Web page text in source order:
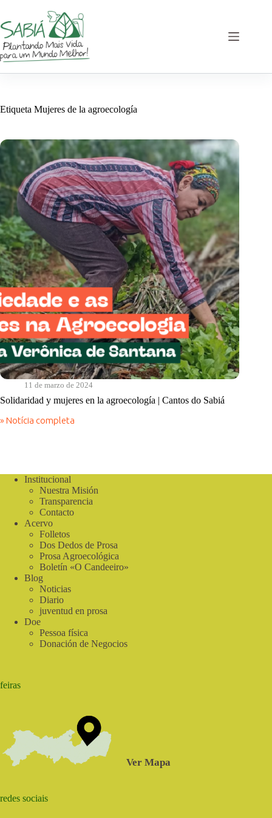
contenido
Etiqueta Mujeres de la agroecología
11 de marzo de 2024
Solidaridad y mujeres en la agroecología | Cantos do Sabiá
» Notícia completa
Solidaridad
agroecología
Institucional
Nuestra Misión
Transparencia
Contacto
Acervo
Folletos
Dos Dedos de Prosa
Prosa Agroecológica
Boletín «O Candeeiro»
Blog
Noticias
Diario
juventud en prosa
Doe
Pessoa física
Donación de Negocios
feiras
Ver Mapa
redes sociais